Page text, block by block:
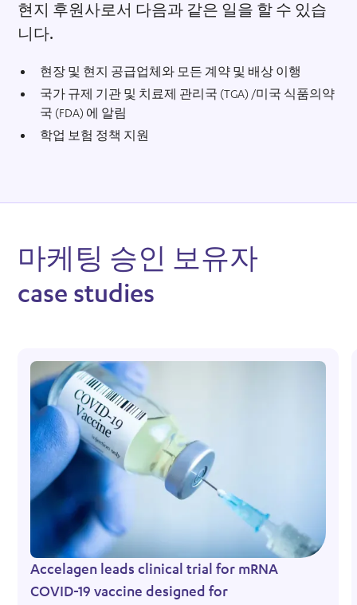
현지 후원사로서 다음과 같은 일을 할 수 있습
니다.
현장 및 현지 공급업체와 모든 계약 및 배상 이행
국가 규제 기관 및 치료제 관리국 (TGA) /미국 식품의약
국 (FDA) 에 알림
학업 보험 정책 지원
마케팅 승인 보유자
case studies
Accelagen leads clinical trial for mRNA
COVID-19 vaccine designed for